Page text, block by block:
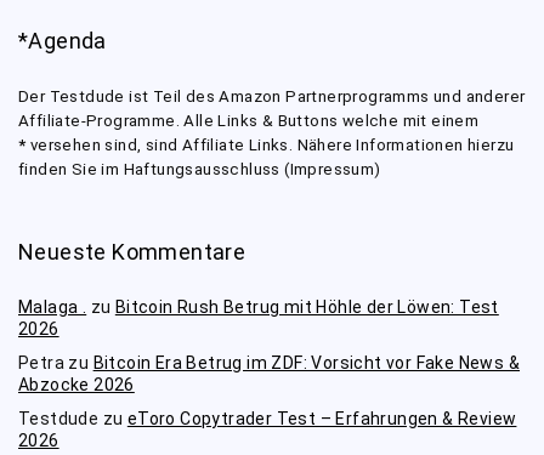
*Agenda
Der Testdude ist Teil des Amazon Partnerprogramms und anderer
Affiliate-Programme. Alle Links & Buttons welche mit einem
*versehen sind, sind Affiliate Links. Nähere Informationen hierzu
finden Sie im Haftungsausschluss (Impressum)
Neueste Kommentare
Malaga . zu Bitcoin Rush Betrug mit Höhle der Löwen: Test
2026
Petra zu Bitcoin Era Betrug im ZDF: Vorsicht vor Fake News &
Abzocke 2026
Testdude zu eToro Copytrader Test – Erfahrungen & Review
2026